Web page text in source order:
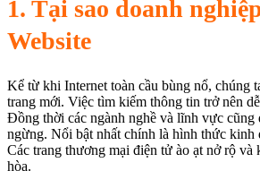
1. Tại sao doanh
Website
Kể từ khi Internet toàn cầu bùng nổ, chúng
trang mới. Việc tìm kiếm thông tin trở nên
Đồng thời các ngành nghề và lĩnh vực cũng
ngừng. Nổi bật nhất chính là hình thức kinh
Các trang thương mại điện tử ào ạt nở rộ và
hòa.